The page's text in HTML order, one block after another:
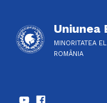
Uniunea
MINORITATEA
ROMÂNIA
SOCIAL LINKS
YoutubeFacebook